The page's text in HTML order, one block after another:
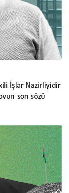
İşlər Nazirliyidir
son sözü